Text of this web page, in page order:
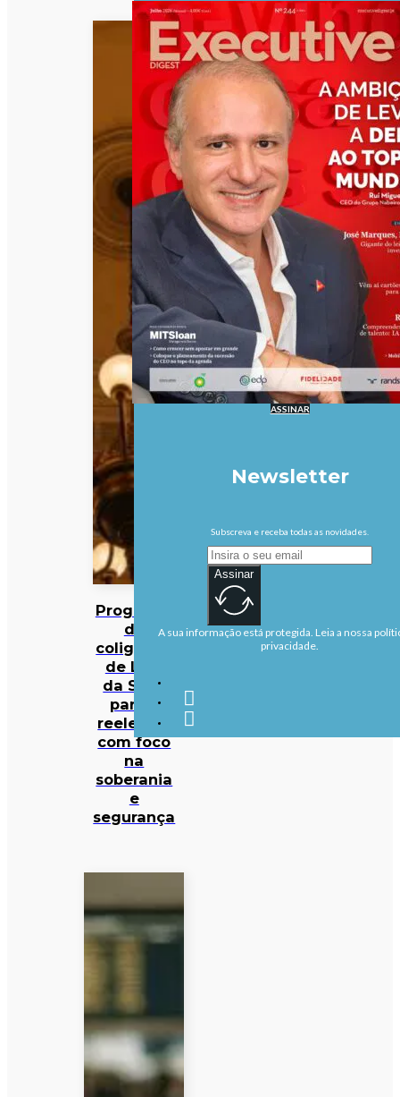
Programa
da
coligação
de Lula
da Silva
para a
reeleição
com foco
na
soberania
e
segurança
ASSINAR
Newsletter
Subscreva e receba todas as novidades.
Assinar
A sua informação está protegida. Leia a nossa
privacidade.